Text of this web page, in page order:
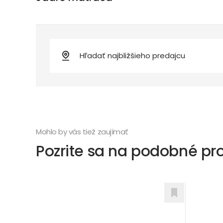
Mohlo by vás tiež zaujímať
Pozrite sa na podobné